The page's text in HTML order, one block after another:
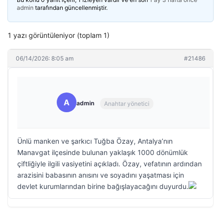
admin tarafından güncellenmiştir.
1 yazı görüntüleniyor (toplam 1)
06/14/2026: 8:05 am #21486
A admin Anahtar yönetici
Ünlü manken ve şarkıcı Tuğba Özay, Antalya’nın
Manavgat ilçesinde bulunan yaklaşık 1000 dönümlük
çiftliğiyle ilgili vasiyetini açıkladı. Özay, vefatının ardından
arazisini babasının anısını ve soyadını yaşatması için
devlet kurumlarından birine bağışlayacağını duyurdu.